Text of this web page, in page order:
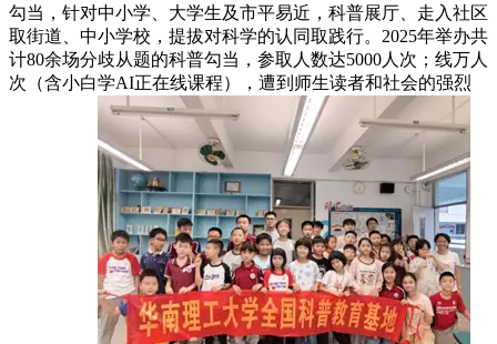
勾当，针对中小学、大学生及市平易近，科普展厅、走入社区
取街道、中小学校，提拔对科学的认同取践行。2025年举办共
计80余场分歧从题的科普勾当，参取人数达5000人次；线万人
次（含小白学AI正在线课程），遭到师生读者和社会的强烈